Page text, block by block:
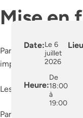
Date:Le 6
juillet
2026
Heure:
De
18:00
à
19:00
Mise en
Participez à un
importe votre niveau.
Les lundis, du 6 juillet
Parc Sauvé